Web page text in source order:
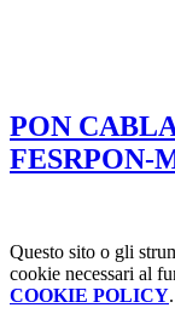
PON
FESRPON-
Questo sito o gli
cookie necessari al
COOKIE POLICY.